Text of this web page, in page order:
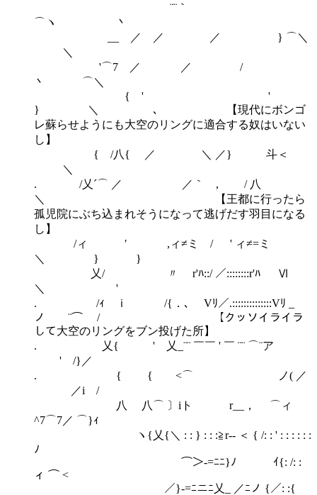
¨¨｀
⌒ヽ 丶
__ ／ ／ ／ } ⌒＼
＼
'⌒7 ／ ／ /
丶 ⌒＼
{ ' '
} ＼ ､ 【現代にボンゴ
レ蘇らせようにも大空のリングに適合する奴はいない
し】
{ /八{ ／ ＼ ／} 斗＜
＼
. /乂´⌒ ／ ／｀ , / 八
＼ 【王都に行ったら
孤児院にぶち込まれそうになって逃げだす羽目になる
し】
/ィ ′ ,ィ≠ミ / ' ィ≠=ミ
＼ } }
乂/ 〃 r'ﾊ::/ ／::::::::r'ﾊ Ⅵ
＼ '
. /ｨ ｉ /{．､ Vﾘ／.::::::::::::::Vﾘ _
ノ ¨⌒ / 【クッソイライラ
して大空のリングをブン投げた所】
. 乂{ ' 乂_¨¨ ￣￣ ' ￣ ¨¨ ⌒¨ア
' /}／
. { { <⌒ ノ( ／
／i /
八 八⌒ 〕iト r__， ⌒ィ
^7⌒7／ ⌒}ｨ
ヽ{乂{＼ : : } : : :≧r‐‐ ＜ { /: : ' : : : : : :
ﾉ
⌒＞-=ﾆﾆ}ﾉ ｲ{: /: :
ィ ⌒ <
／}-=ﾆニﾆ乂_ ／ﾆノ {／: :{